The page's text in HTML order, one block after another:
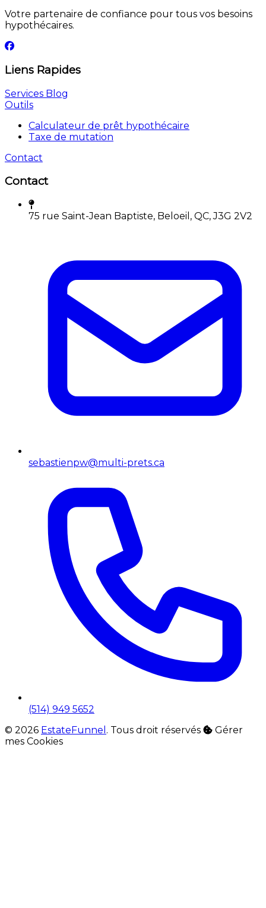
Votre partenaire de confiance pour tous vos besoins
hypothécaires.
Liens Rapides
Services Blog
Outils
Calculateur de prêt hypothécaire
Taxe de mutation
Contact
Contact
75 rue Saint-Jean Baptiste, Beloeil, QC, J3G 2V2
sebastienpw@multi-prets.ca
(514) 949 5652
© 2026 EstateFunnel . Tous droit réservés
Gérer
mes Cookies